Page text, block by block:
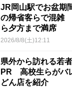
JR岡山駅でお盆期
の帰省客らで混雑
ら夕方まで満席
2026/8/8(土)12:11
県外から訪れる若
PR 高校生らがバ
どん店を紹介